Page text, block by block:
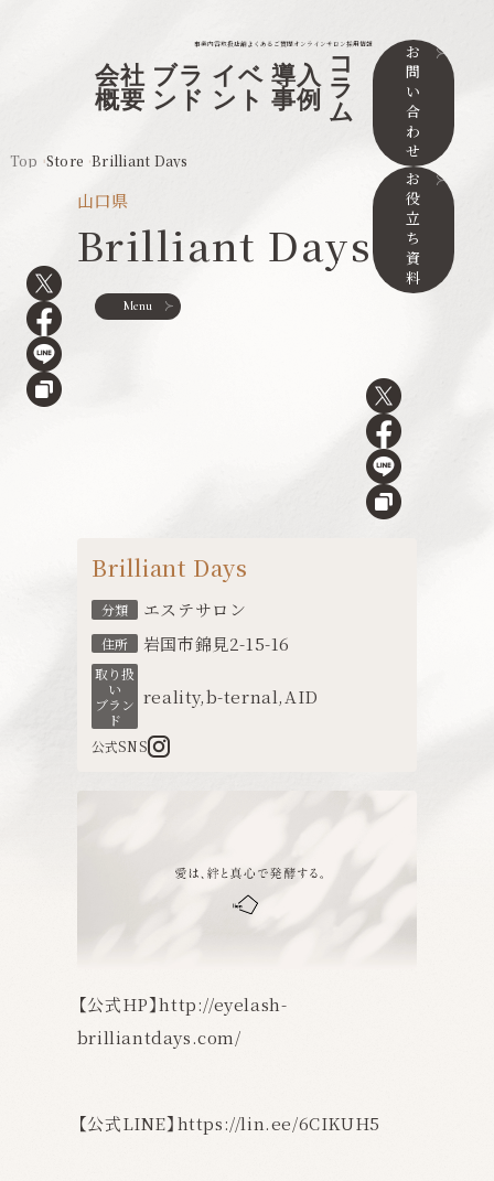
事業内容取扱店舗よくあるご質問オンラインサロン採用情報
会社
概要
ブラ
ンド
イベ
ント
導入
事例
コ
ラ
ム
お
問
い
合
わ
せ
お
役
立
ち
資
料
Menu
Top Store Brilliant Days
山口県
Brilliant Days
Brilliant Days
分類 エステサロン
住所 岩国市錦見2-15-16
取り扱
い
ブラン
ド
reality,b-ternal,AID
公式SNS
【公式HP】http://eyelash-
brilliantdays.com/
【公式LINE】https://lin.ee/6CIKUH5